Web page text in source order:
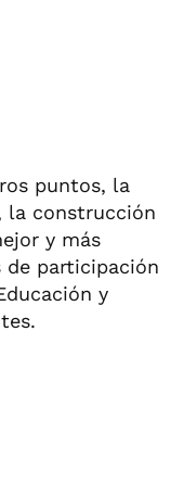
puntos, la
la construcción
y más
de participación
y